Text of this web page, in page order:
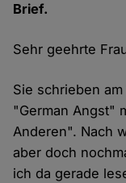
Brief.
Sehr geehrte
Sie schrieben
"German Angst"
Anderen". Nach
aber doch
ich da gerade